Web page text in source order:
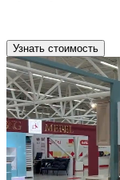
Узнать стоимость